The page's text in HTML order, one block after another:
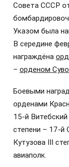
Совета СССР
Указом была
В середине
награждёна
– орденом
Боевыми
орденами
15-й
степени – 17-й
Кутузова III
авиаполк.